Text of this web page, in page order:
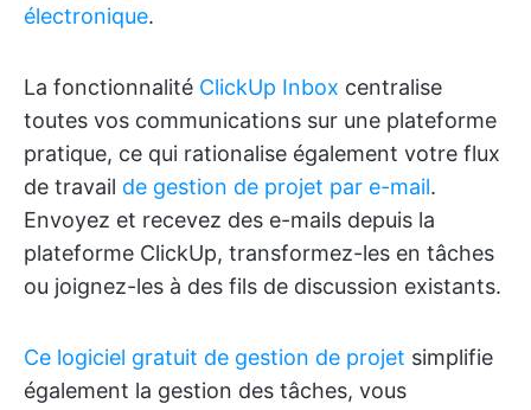
électronique.
La fonctionnalité ClickUp Inbox centralise
toutes vos communications sur une plateforme
pratique, ce qui rationalise également votre flux
de travail de gestion de projet par e-mail.
Envoyez et recevez des e-mails depuis la
plateforme ClickUp, transformez-les en tâches
ou joignez-les à des fils de discussion existants.
Ce logiciel gratuit de gestion de projet simplifie
également la gestion des tâches, vous